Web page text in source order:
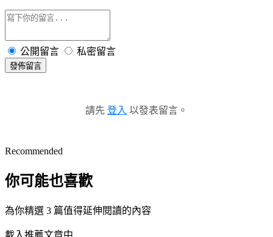
公開留言 私密留言
發佈留言
請先 登入 以發表留言。
Recommended
你可能也喜歡
為你精選 3 篇值得延伸閱讀的內容
載入推薦文章中...